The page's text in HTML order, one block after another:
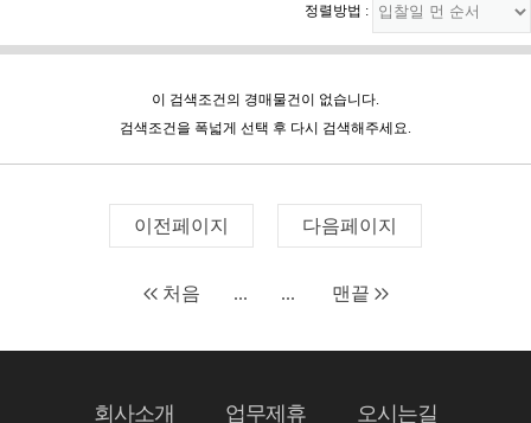
정렬방법 :
이 검색조건의 경매물건이 없습니다.
검색조건을 폭넓게 선택 후 다시 검색해주세요.
이전페이지 다음페이지
처음 ... ... 맨끝
회사소개 업무제휴 오시는길